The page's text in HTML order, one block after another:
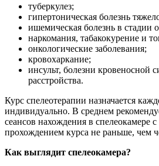
туберкулез;
гипертоническая болезнь
ишемическая болезнь в стадии
наркомания, табакокурение и
онкологические заболевания;
кровохаркание;
инсульт, болезни кровеносной
расстройства.
Курс спелеотерапии назначается
индивидуально. В среднем
сеансов нахождения в спелеокамере
прохождением курса не раньше, чем
Как выглядит спелеокамера?